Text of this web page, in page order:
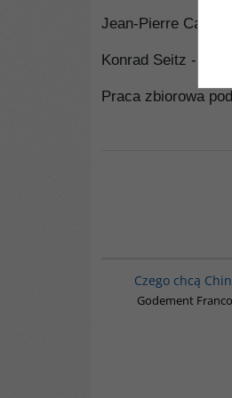
Jean-Pierre
Konrad Seitz -
Praca zbiorowa
Czego chcą
Godement